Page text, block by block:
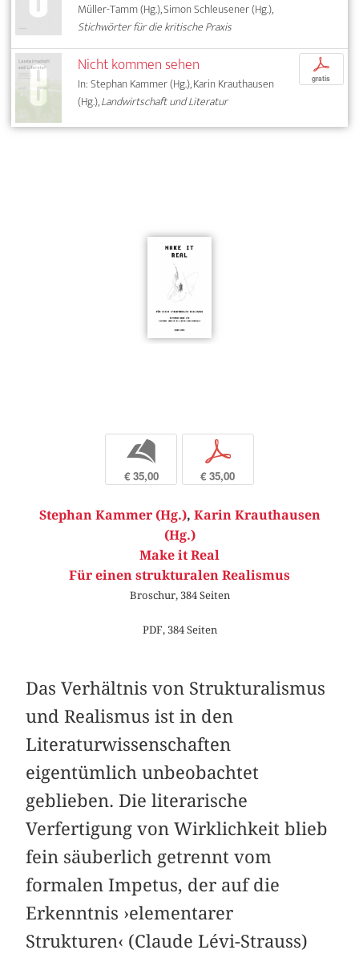
Müller-Tamm (Hg.), Simon Schleusener (Hg.),
Stichwörter für die kritische Praxis
Nicht kommen sehen
In: Stephan Kammer (Hg.), Karin Krauthausen
(Hg.),Landwirtschaft und Literatur
p
gratis
b
€ 35,00
p
€ 35,00
Stephan Kammer (Hg.), Karin Krauthausen
(Hg.)
Make it Real
Für einen strukturalen Realismus
Broschur, 384 Seiten
PDF, 384 Seiten
Das Verhältnis von Strukturalismus
und Realismus ist in den
Literaturwissenschaften
eigentümlich unbeobachtet
geblieben. Die literarische
Verfertigung von Wirklichkeit blieb
fein säuberlich getrennt vom
formalen Impetus, der auf die
Erkenntnis ›elementarer
Strukturen‹ (Claude Lévi-Strauss)